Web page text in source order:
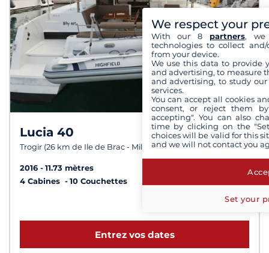
Lucia 40
Trogir (26 km de Ile de Brac - Milina )
7,8 /10
2016
11.73 mètres
4 Cabines
10 Couchettes
à partir de 1 900 €
Entrez vos dates
We respect your
With our 8 partners, we
technologies to collect
from your device.
We use this data to provide
and advertising, to measure
and advertising, to study
services.
You can accept all cookies
consent, or reject them
accepting". You can also
time by clicking on the
choices will be valid for this
and we will not contact you
Set your